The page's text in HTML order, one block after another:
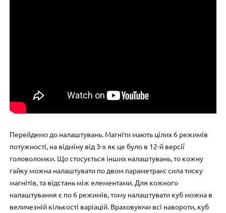
Перейдемо до налаштувань. Магніти мають цілих 6 режимів
потужності, на відміну від 3-х як це було в 12-й версії
головоломки. Що стосується інших налаштувань, то кожну
гайку можна налаштувати по двом параметрам: сила тиску
магнітів, та відстань між елементами. Для кожного
налаштування є по 6 режимів, тому налаштувати куб можна в
величезній кількості варіацій. Враховуючи всі навороти, куб